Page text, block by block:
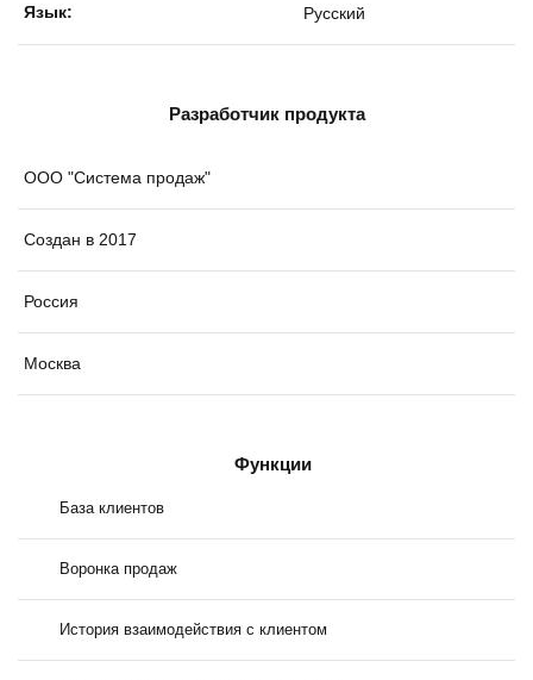
Язык: Русский
Разработчик продукта
ООО "Система продаж"
Создан в 2017
Россия
Москва
Функции
База клиентов
Воронка продаж
История взаимодействия с клиентом